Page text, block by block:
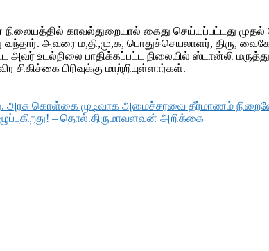
காவல்துறையால் கைது செய்யப்பட்டது முதல்
அவரை ம,தி,மு,க, பொதுச்செயலாளர், திரு,
அவர் உடல்நிலை பாதிக்கப்பட்ட நிலையில் ஸ்டான்லி
பிரிவுக்கு மாற்றியுள்ளார்கள்.
கொள்கை முடிவாக அமைச்சரவை தீர்மாணம்
– தொல்.திருமாவளவன் அறிக்கை